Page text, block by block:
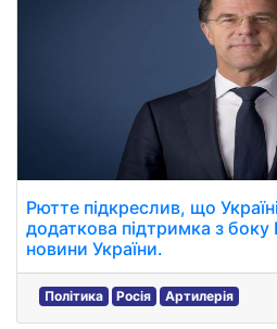
Рютте підкреслив, що
додаткова підтримка з
новини України.
Політика Росія Артилерія